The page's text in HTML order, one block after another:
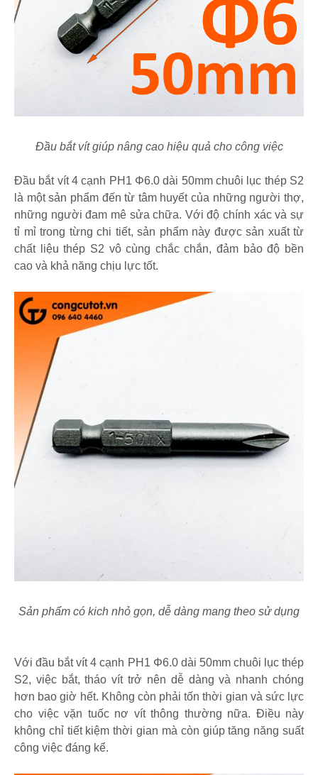
Đầu bắt vít giúp nâng cao hiệu quả cho công việc
Đầu bắt vít 4 cạnh PH1 Φ6.0 dài 50mm chuôi lục thép S2
là một sản phẩm đến từ tâm huyết của những người thợ,
những người đam mê sửa chữa. Với độ chính xác và sự
tỉ mỉ trong từng chi tiết, sản phẩm này được sản xuất từ
chất liệu thép S2 vô cùng chắc chắn, đảm bảo độ bền
cao và khả năng chịu lực tốt.
Sản phẩm có kich nhỏ gọn, dễ dàng mang theo sử dụng
Với đầu bắt vít 4 cạnh PH1 Φ6.0 dài 50mm chuôi lục thép
S2, việc bắt, tháo vít trở nên dễ dàng và nhanh chóng
hơn bao giờ hết. Không còn phải tốn thời gian và sức lực
cho việc vặn tuốc nơ vít thông thường nữa. Điều này
không chỉ tiết kiệm thời gian mà còn giúp tăng năng suất
công việc đáng kể.